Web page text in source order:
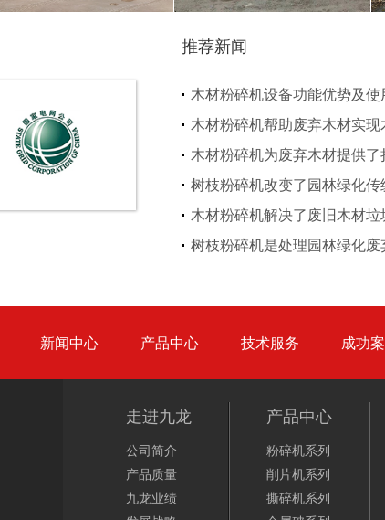
大型木材粉碎机 圆盘破碎机
大型树枝粉碎机 大型秸秆粉碎机
RDF燃料生产设备 生活垃圾处理设备...
推荐新闻
木材粉碎机设备功能优势及使
木材粉碎机帮助废弃木材实
木材粉碎机为废弃木材提供
树枝粉碎机改变了园林绿化
木材粉碎机解决了废旧木材垃
树枝粉碎机是处理园林绿化废
新闻中心 产品中心 技术服务 成功
走进九龙
公司简介
产品质量
九龙业绩
产品中心
粉碎机系列
削片机系列
撕碎机系列